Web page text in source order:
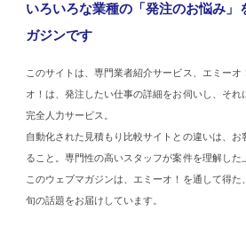
いろいろな業種の「発注のお悩み」
ガジンです
このサイトは、専門業者紹介サービス、エミーオ
オ！は、発注したい仕事の詳細をお伺いし、それ
完全人力サービス。
自動化された見積もり比較サイトとの違いは、お
ること。専門性の高いスタッフが案件を理解した
このウェブマガジンは、エミーオ！を通して得
旬の話題をお届けしています。